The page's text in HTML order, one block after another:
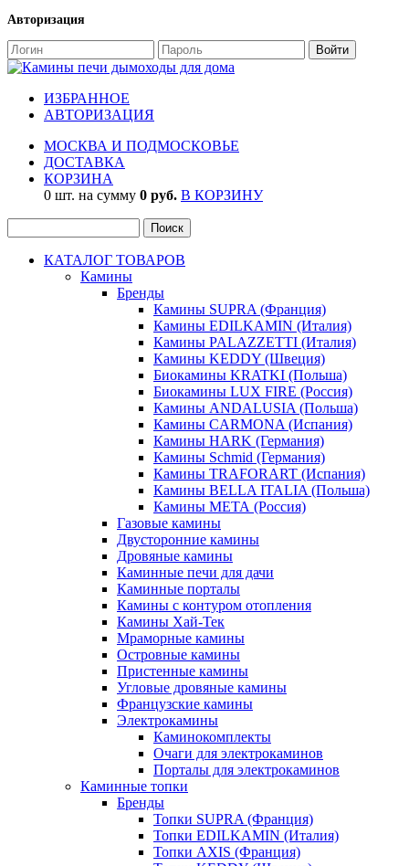
Авторизация
ИЗБРАННОЕ
АВТОРИЗАЦИЯ
МОСКВА И ПОДМОСКОВЬЕ
ДОСТАВКА
КОРЗИНА
0 шт. на сумму 0 руб. В КОРЗИНУ
КАТАЛОГ ТОВАРОВ
Камины
Бренды
Камины SUPRA (Франция)
Камины EDILKAMIN (Италия)
Камины PALAZZETTI (Италия)
Камины KEDDY (Швеция)
Биокамины KRATKI (Польша)
Биокамины LUX FIRE (Россия)
Камины ANDALUSIA (Польша)
Камины CARMONA (Испания)
Камины HARK (Германия)
Камины Schmid (Германия)
Камины TRAFORART (Испания)
Камины BELLA ITALIA (Польша)
Камины МЕТА (Россия)
Газовые камины
Двусторонние камины
Дровяные камины
Каминные печи для дачи
Каминные порталы
Камины с контуром отопления
Камины Хай-Тек
Мраморные камины
Островные камины
Пристенные камины
Угловые дровяные камины
Французские камины
Электрокамины
Каминокомплекты
Очаги для электрокаминов
Порталы для электрокаминов
Каминные топки
Бренды
Топки SUPRA (Франция)
Топки EDILKAMIN (Италия)
Топки AXIS (Франция)